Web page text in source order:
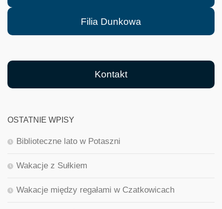
Filia Dunkowa
Kontakt
OSTATNIE WPISY
Biblioteczne lato w Potaszni
Wakacje z Sułkiem
Wakacje między regałami w Czatkowicach